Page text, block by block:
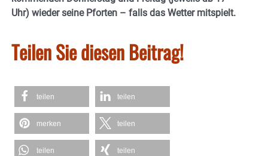
Uhr) wieder seine Pforten – falls das Wetter mitspielt.
Teilen Sie diesen Beitrag!
teilen teilen
merken teilen
teilen teilen